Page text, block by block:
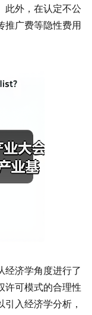
此外，在认定不公
推广费等隐性费用
经济学角度进行了
许可模式的合理性
入经济学分析，